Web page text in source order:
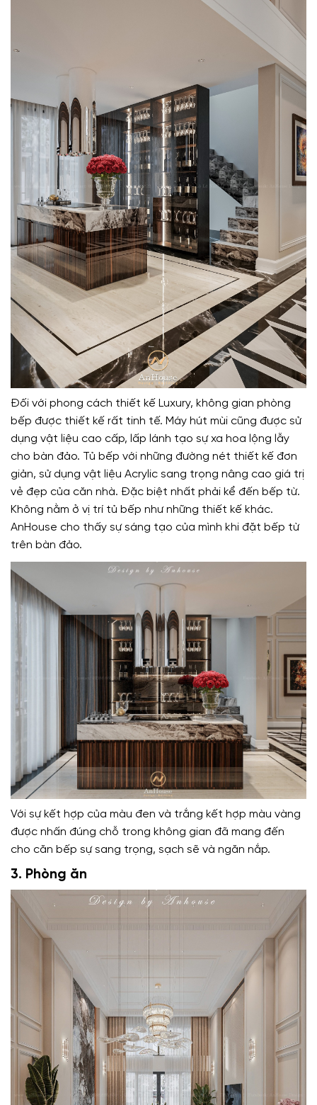
Đối với phong cách thiết kế Luxury, không gian phòng
bếp được thiết kế rất tinh tế. Máy hút mùi cũng được sử
dụng vật liệu cao cấp, lấp lánh tạo sự xa hoa lộng lẫy
cho bàn đảo. Tủ bếp với những đường nét thiết kế đơn
giản, sử dụng vật liệu Acrylic sang trọng nâng cao giá trị
vẻ đẹp của căn nhà. Đặc biệt nhất phải kể đến bếp từ.
Không nằm ở vị trí tủ bếp như những thiết kế khác.
AnHouse cho thấy sự sáng tạo của mình khi đặt bếp từ
trên bàn đảo.
Với sự kết hợp của màu đen và trắng kết hợp màu vàng
được nhấn đúng chỗ trong không gian đã mang đến
cho căn bếp sự sang trọng, sạch sẽ và ngăn nắp.
3. Phòng ăn